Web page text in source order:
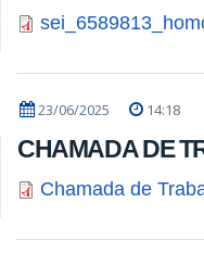
23/06/2025 14:18
CHAMADA DE
Chamada de